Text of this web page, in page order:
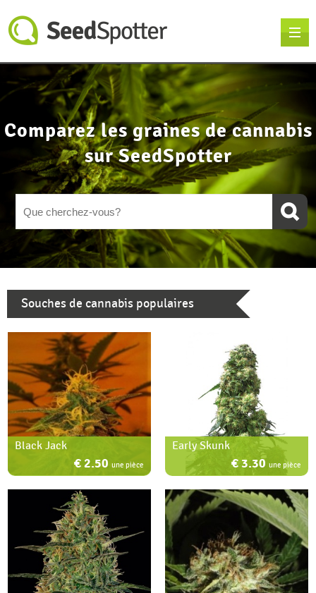
Comparez les graines de cannabis
sur SeedSpotter
Souches de cannabis populaires
Black Jack
€ 2.50 une pièce
Early Skunk
€ 3.30 une pièce